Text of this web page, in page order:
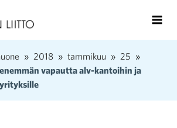
2018 tammikuu
25
vapautta alv-kantoihin ja